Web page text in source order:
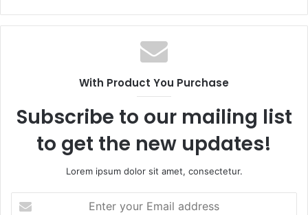
With Product You Purchase
Subscribe to our mailing list
to get the new updates!
Lorem ipsum dolor sit amet, consectetur.